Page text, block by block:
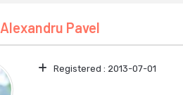
Alexandru Pavel
Registered : 2013-07-01